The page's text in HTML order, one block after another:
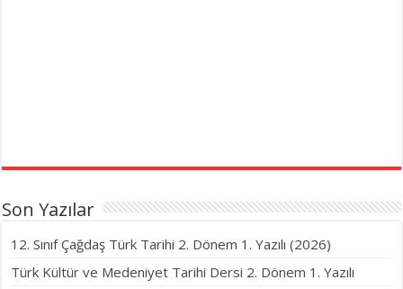
Son Yazılar
12. Sınıf Çağdaş Türk Tarihi 2. Dönem 1. Yazılı (2026)
Türk Kültür ve Medeniyet Tarihi Dersi 2. Dönem 1. Yazılı